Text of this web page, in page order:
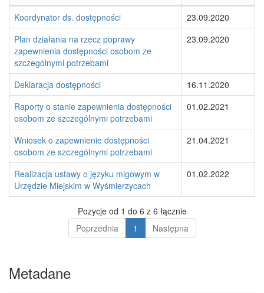
Koordynator ds. dostępności
23.09.2020
Plan działania na rzecz poprawy
zapewnienia dostępności osobom ze
szczególnymi potrzebami
23.09.2020
Deklaracja dostępności
16.11.2020
Raporty o stanie zapewnienia dostępności
osobom ze szczególnymi potrzebami
01.02.2021
Wniosek o zapewnienie dostępności
osobom ze szczególnymi potrzebami
21.04.2021
Realizacja ustawy o języku migowym w
Urzędzie Miejskim w Wyśmierzycach
01.02.2022
Pozycje od 1 do 6 z 6 łącznie
Poprzednia
1 Następna
Metadane